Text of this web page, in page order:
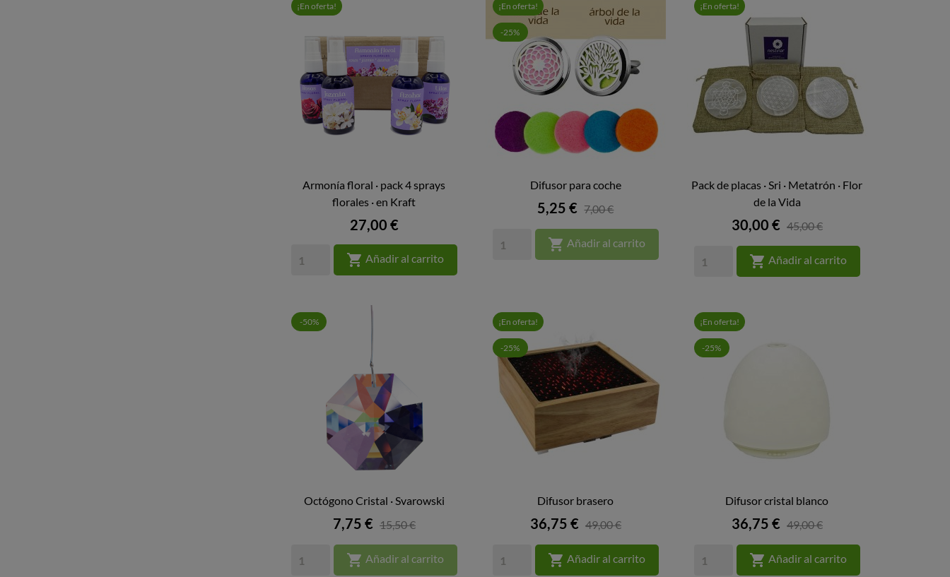
VISTA RÁPIDA
Armonía floral · pack 4 sprays
florales · en Kraft
Precio
27,00 €
 Añadir al carrito
¡En oferta!
 VISTA RÁPIDA
Difusor para coche
Precio
5,25 € 7,00 €
 Añadir al carrito
¡En oferta!
-25%
VISTA RÁPIDA
Pack de placas · Sri · Metatrón · Flor
de la Vida
Precio
30,00 € 45,00 €
 Añadir al carrito
¡En oferta!
VISTA RÁPIDA
Octógono Cristal · Svarowski
Precio
7,75 € 15,50 €
 Añadir al carrito
-50%
 VISTA RÁPIDA
Difusor brasero
Precio
36,75 € 49,00 €
 Añadir al carrito
¡En oferta!
-25%
 VISTA RÁPIDA
Difusor cristal blanco
Precio
36,75 € 49,00 €
 Añadir al carrito
¡En oferta!
-25%